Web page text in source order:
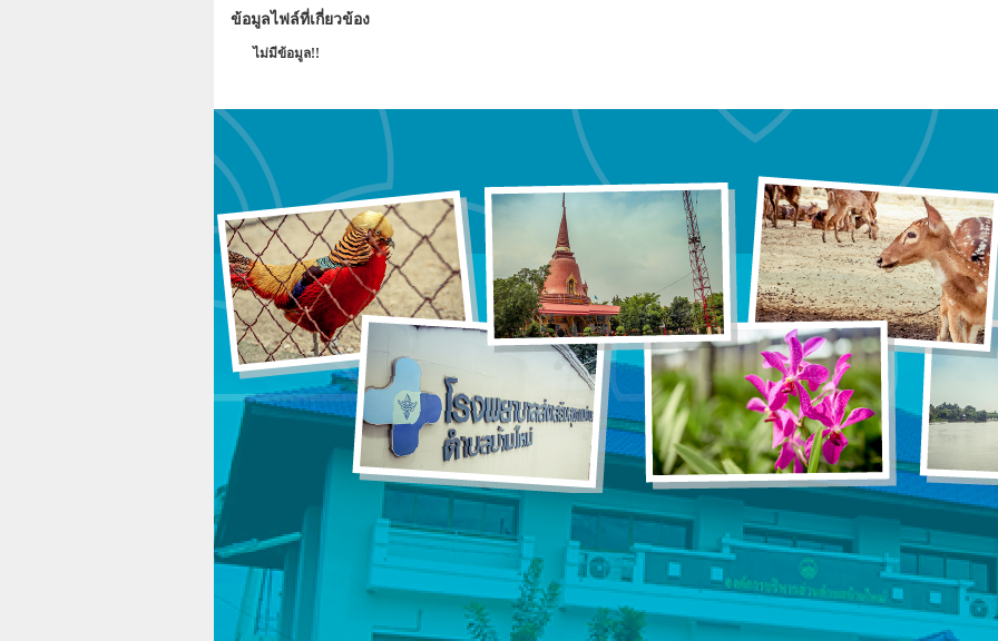
ข้อมูลไฟล์ที่เกี่ยวข้อง
ไม่มีข้อมูล!!